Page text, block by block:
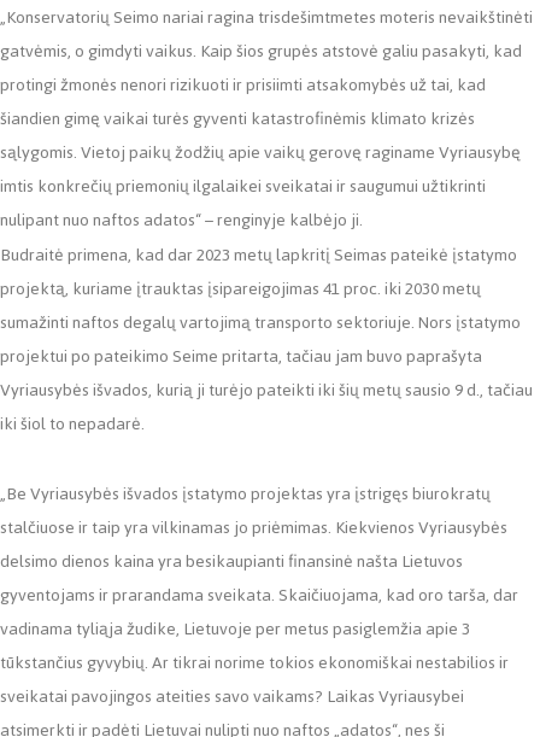
„Konservatorių Seimo nariai ragina trisdešimtmetes moteris nevaikštinėti
gatvėmis, o gimdyti vaikus. Kaip šios grupės atstovė galiu pasakyti, kad
protingi žmonės nenori rizikuoti ir prisiimti atsakomybės už tai, kad
šiandien gimę vaikai turės gyventi katastrofinėmis klimato krizės
sąlygomis. Vietoj paikų žodžių apie vaikų gerovę raginame Vyriausybę
imtis konkrečių priemonių ilgalaikei sveikatai ir saugumui užtikrinti
nulipant nuo naftos adatos“ – renginyje kalbėjo ji.
Budraitė primena, kad dar 2023 metų lapkritį Seimas pateikė įstatymo
projektą, kuriame įtrauktas įsipareigojimas 41 proc. iki 2030 metų
sumažinti naftos degalų vartojimą transporto sektoriuje. Nors įstatymo
projektui po pateikimo Seime pritarta, tačiau jam buvo paprašyta
Vyriausybės išvados, kurią ji turėjo pateikti iki šių metų sausio 9 d., tačiau
iki šiol to nepadarė.
„Be Vyriausybės išvados įstatymo projektas yra įstrigęs biurokratų
stalčiuose ir taip yra vilkinamas jo priėmimas. Kiekvienos Vyriausybės
delsimo dienos kaina yra besikaupianti finansinė našta Lietuvos
gyventojams ir prarandama sveikata. Skaičiuojama, kad oro tarša, dar
vadinama tyliąja žudike, Lietuvoje per metus pasiglemžia apie 3
tūkstančius gyvybių. Ar tikrai norime tokios ekonomiškai nestabilios ir
sveikatai pavojingos ateities savo vaikams? Laikas Vyriausybei
atsimerkti ir padėti Lietuvai nulipti nuo naftos „adatos“, nes ši